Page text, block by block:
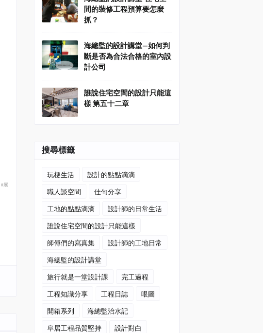
#展
間的裝修工程預算要怎麼
抓？
海總監的設計講堂—如何判
斷是否為合法合格的室內設
計公司
誰說住宅空間的設計只能這
樣 第五十二章
搜尋標籤
玩梗生活
設計的點點滴滴
職人談空間
佳句分享
工地的點點滴滴
設計師的日常生活
誰說住宅空間的設計只能這樣
師傅們的寫真集
設計師的工地日常
海總監的設計講堂
旅行就是一堂設計課
完工過程
工程知識分享
工程日誌
哏圖
開箱系列
海總監治水記
阜居工程品質堅持
設計對白